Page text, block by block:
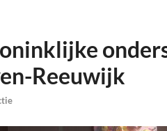
Reeuwijk